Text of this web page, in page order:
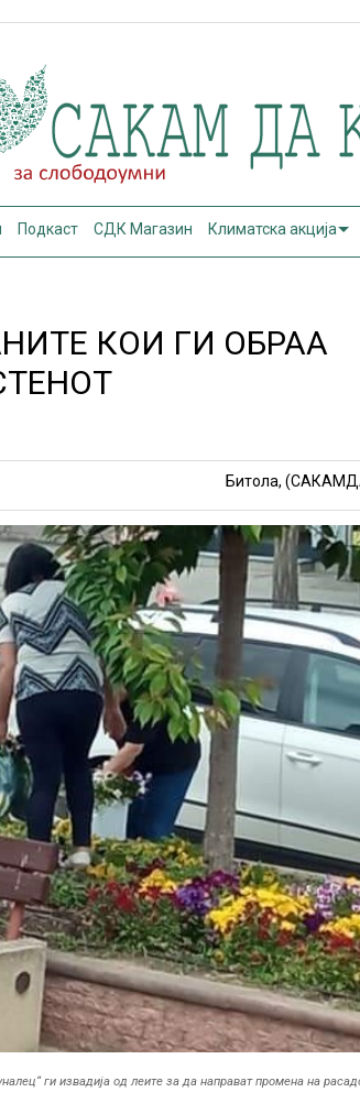
Подкаст СДК Магазин Климатска акција
КОИ ГИ ОБРАА
Битола,
ги извадија од леите за да направат промена на